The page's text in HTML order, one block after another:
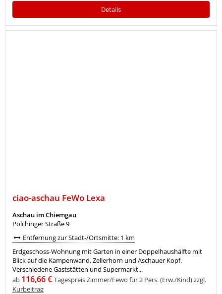
Details
ciao-aschau FeWo Lexa
Aschau im Chiemgau
Pölchinger Straße 9
Entfernung zur Stadt-/Ortsmitte: 1 km
Erdgeschoss-Wohnung mit Garten in einer Doppelhaushälfte mit
Blick auf die Kampenwand, Zellerhorn und Aschauer Kopf.
Verschiedene Gaststätten und Supermarkt...
ab 116,66 € Tagespreis Zimmer/Fewo für 2 Pers. (Erw./Kind)zzgl.
Kurbeitrag